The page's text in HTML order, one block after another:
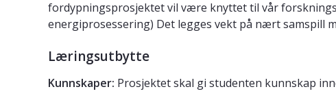
fordypningsprosjektet vil være knyttet til vår
energiprosessering) Det legges vekt på nært samspill
Læringsutbytte
Kunnskaper: Prosjektet skal gi studenten kunnskap